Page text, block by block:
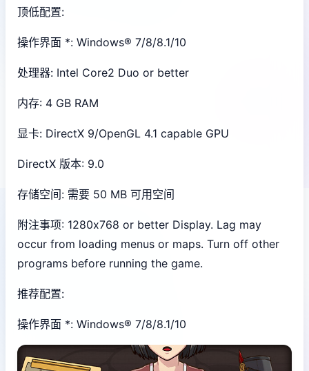
顶低配置:
操作界面 *: Windows® 7/8/8.1/10
处理器: Intel Core2 Duo or better
内存: 4 GB RAM
显卡: DirectX 9/OpenGL 4.1 capable GPU
DirectX 版本: 9.0
存储空间: 需要 50 MB 可用空间
附注事项: 1280x768 or better Display. Lag may
occur from loading menus or maps. Turn off other
programs before running the game.
推荐配置:
操作界面 *: Windows® 7/8/8.1/10